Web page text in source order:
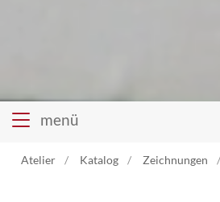
menü
Atelier Katalog Zeichnungen